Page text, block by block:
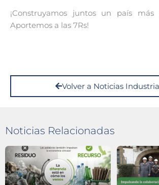
¡Construyamos juntos un país más
Aportemos a las 7Rs!
Volver a Noticias Industria
Noticias Relacionadas